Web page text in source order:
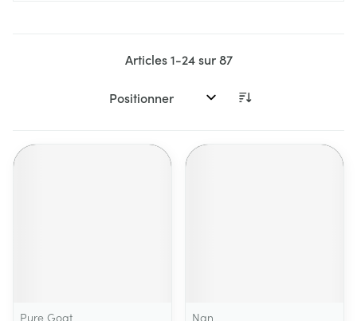
Articles1-24sur87
Trier par:
Pure Goat
Nan